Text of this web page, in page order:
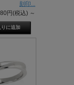
刻印...
円(税込) ～